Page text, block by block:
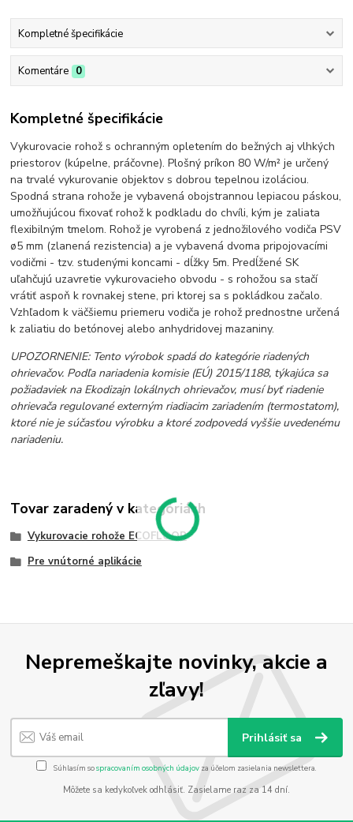
Kompletné špecifikácie
Komentáre 0
Kompletné špecifikácie
Vykurovacie rohož s ochranným opletením do bežných aj vlhkých
priestorov (kúpelne, práčovne). Plošný príkon 80 W/m² je určený
na trvalé vykurovanie objektov s dobrou tepelnou izoláciou.
Spodná strana rohože je vybavená obojstrannou lepiacou páskou,
umožňujúcou fixovať rohož k podkladu do chvíli, kým je zaliata
flexibilným tmelom. Rohož je vyrobená z jednožilového vodiča PSV
ø5 mm (zlanená rezistencia) a je vybavená dvoma pripojovacími
vodičmi - tzv. studenými koncami - dĺžky 5m. Predĺžené SK
uľahčujú uzavretie vykurovacieho obvodu - s rohožou sa stačí
vrátiť aspoň k rovnakej stene, pri ktorej sa s pokládkou začalo.
Vzhľadom k väčšiemu priemeru vodiča je rohož prednostne určená
k zaliatiu do betónovej alebo anhydridovej mazaniny.
UPOZORNENIE: Tento výrobok spadá do kategórie riadených
ohrievačov. Podľa nariadenia komisie (EÚ) 2015/1188, týkajúca sa
požiadaviek na Ekodizajn lokálnych ohrievačov, musí byť riadenie
ohrievača regulované externým riadiacim zariadením (termostatom),
ktoré nie je súčasťou výrobku a ktoré zodpovedá vyššie uvedenému
nariadeniu.
Tovar zaradený v kategóriách
Vykurovacie rohože ECOFLOOR
Pre vnútorné aplikácie
Nepremeškajte novinky, akcie a
zľavy!
Prihlásiť sa
Súhlasím sospracovaním osobných údajov za účelom zasielania newslettera.
Môžete sa kedykoľvek odhlásiť. Zasielame raz za 14 dní.